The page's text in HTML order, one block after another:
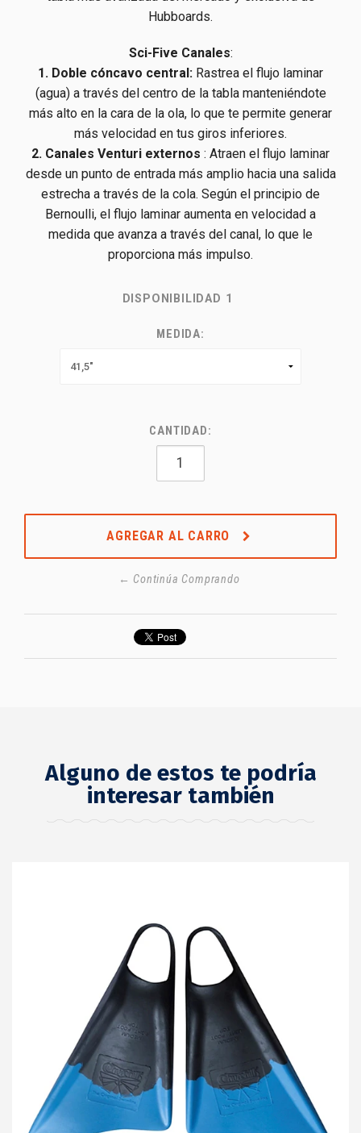
Hubboards.
Sci-Five Canales:
1. Doble cóncavo central: Rastrea el flujo laminar
(agua) a través del centro de la tabla manteniéndote
más alto en la cara de la ola, lo que te permite generar
más velocidad en tus giros inferiores.
2. Canales Venturi externos : Atraen el flujo laminar
desde un punto de entrada más amplio hacia una salida
estrecha a través de la cola. Según el principio de
Bernoulli, el flujo laminar aumenta en velocidad a
medida que avanza a través del canal, lo que le
proporciona más impulso.
DISPONIBILIDAD 1
MEDIDA:
CANTIDAD:
AGREGAR AL CARRO
← Continúa Comprando
Alguno de estos te podría
interesar también